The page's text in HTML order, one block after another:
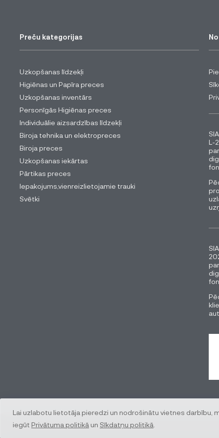
Lai uzlabotu lietotāja pieredzi un nodrošinātu vietnes darbību,
iegūt Privātuma politikā un Sīkdatņu politikā
Preču kategorijas
Uzkopšanas līdzekļi
Higiēnas un Papīra preces
Uzkopšanas inventārs
Personīgās Higiēnas preces
Individuālie aizsardzības līdzekļi
Biroja tehnika un elektropreces
Biroja preces
Uzkopšanas iekārtas
Pārtikas preces
Iepakojums,vienreizlietojamie trauki
Svētki
L-